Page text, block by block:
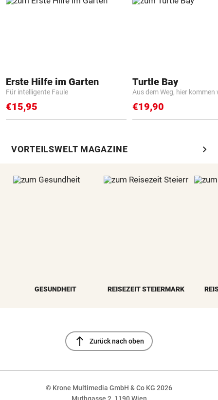
Erste Hilfe im Garten
Für intelligente Faule
€15,95
Turtle Bay
Aus dem Weg, hier kommen
€19,90
VORTEILSWELT MAGAZINE chevron_right
GESUNDHEIT REISEZEIT STEIERMARK
north Zurück nach oben
© Krone Multimedia GmbH & Co KG 2026
Muthgasse 2, 1190 Wien